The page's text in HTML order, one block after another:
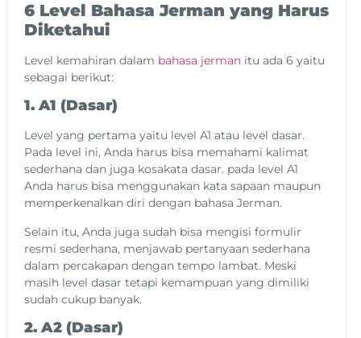
6 Level Bahasa Jerman yang Harus
Diketahui
Level kemahiran dalam bahasa jerman itu ada 6 yaitu
sebagai berikut:
1. A1 (Dasar)
Level yang pertama yaitu level A1 atau level dasar.
Pada level ini, Anda harus bisa memahami kalimat
sederhana dan juga kosakata dasar. pada level A1
Anda harus bisa menggunakan kata sapaan maupun
memperkenalkan diri dengan bahasa Jerman.
Selain itu, Anda juga sudah bisa mengisi formulir
resmi sederhana, menjawab pertanyaan sederhana
dalam percakapan dengan tempo lambat. Meski
masih level dasar tetapi kemampuan yang dimiliki
sudah cukup banyak.
2. A2 (Dasar)